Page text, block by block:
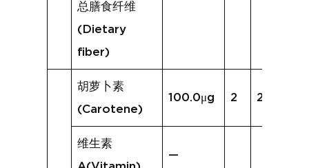
总膳食纤维
(Dietary
fiber)
胡萝卜素
(Carotene)
100.0μg 2 24.0μg
维生素
—